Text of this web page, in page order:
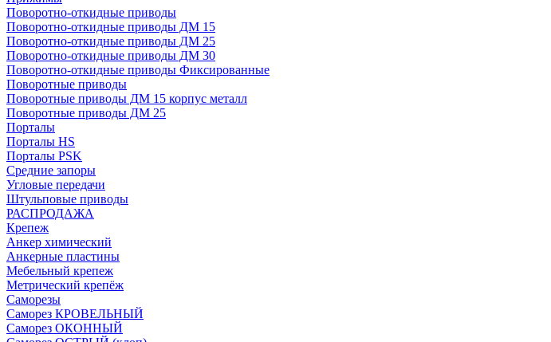
Поворотно-откидные приводы
Поворотно-откидные приводы ДМ 15
Поворотно-откидные приводы ДМ 25
Поворотно-откидные приводы ДМ 30
Поворотно-откидные приводы Фиксированные
Поворотные приводы
Поворотные приводы ДМ 15 корпус металл
Поворотные приводы ДМ 25
Порталы
Порталы HS
Порталы PSK
Средние запоры
Угловые передачи
Штульповые приводы
РАСПРОДАЖА
Крепеж
Анкер химический
Анкерные пластины
Мебельный крепеж
Метрический крепёж
Саморезы
Саморез КРОВЕЛЬНЫЙ
Саморез ОКОННЫЙ